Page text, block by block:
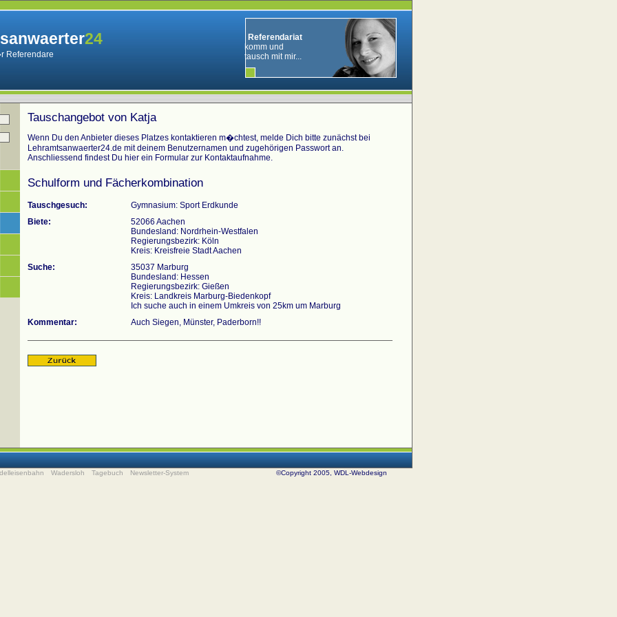
24
Referendare
Referendariat
komm und
tausch mit mir...
Tauschangebot von Katja
Wenn Du den Anbieter dieses Platzes kontaktieren m�chtest, melde Dich bitte zunächst bei
Lehramtsanwaerter24.de mit deinem Benutzernamen und zugehörigen Passwort an.
Anschliessend findest Du hier ein Formular zur Kontaktaufnahme.
Schulform und Fächerkombination
Tauschgesuch:
Gymnasium: Sport Erdkunde
Biete:
52066 Aachen
Bundesland: Nordrhein-Westfalen
Regierungsbezirk: Köln
Kreis: Kreisfreie Stadt Aachen
Suche:
35037 Marburg
Bundesland: Hessen
Regierungsbezirk: Gießen
Kreis: Landkreis Marburg-Biedenkopf
Ich suche auch in einem Umkreis von 25km um Marburg
Kommentar:
Auch Siegen, Münster, Paderborn!!
Wadersloh Tagebuch Newsletter-System ©Copyright 2005, WDL-Webdesign